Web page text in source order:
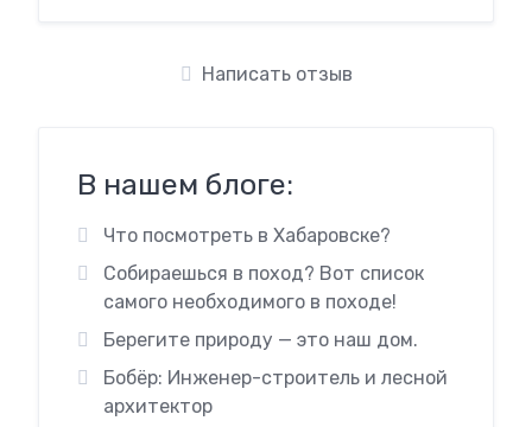
Написать отзыв
В нашем блоге:
Что посмотреть в Хабаровске?
Собираешься в поход? Вот список
самого необходимого в походе!
Берегите природу — это наш дом.
Бобёр: Инженер-строитель и лесной
архитектор